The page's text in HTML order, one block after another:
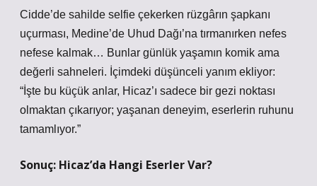
Cidde’de sahilde selfie çekerken rüzgârın şapkanı
uçurması, Medine’de Uhud Dağı’na tırmanırken nefes
nefese kalmak… Bunlar günlük yaşamın komik ama
değerli sahneleri. İçimdeki düşünceli yanım ekliyor:
“İşte bu küçük anlar, Hicaz’ı sadece bir gezi noktası
olmaktan çıkarıyor; yaşanan deneyim, eserlerin ruhunu
tamamlıyor.”
Sonuç: Hicaz’da Hangi Eserler Var?